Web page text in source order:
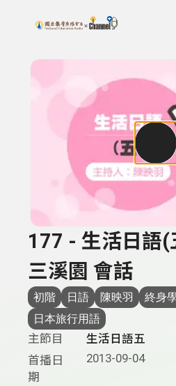
上方功能區塊
搜尋關鍵字：可輸入節目名稱
177 - 生活日語(
三溪園 會話
初階 日語 陳映羽 終身
日本旅行用語
主節目
生活日語五
首播日
期
2013-09-04